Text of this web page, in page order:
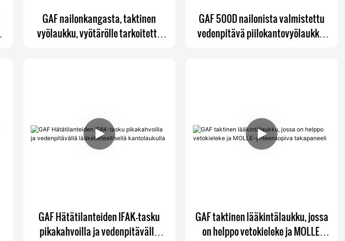
GAF nailonkangasta, taktinen
vyölaukku, vyötärölle tarkoitettu
GAF 500D nailonista valmistettu
vedenpitävä piilokantovyölaukku,
GAF Hätätilanteiden IFAK-tasku
pikakahvoilla ja vedenpitävällä
GAF taktinen lääkintälaukku, jossa
on helppo vetokieleke ja MOLLE-